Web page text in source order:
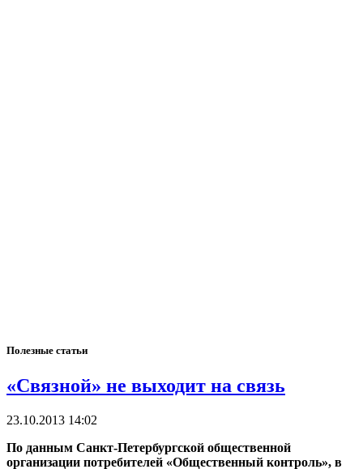
Полезные статьи
«Связной» не выходит на связь
23.10.2013 14:02
По данным Санкт-Петербургской общественной
организации потребителей «Общественный контроль», в